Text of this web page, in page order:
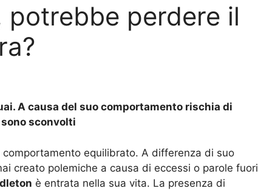
potrebbe perdere il
A causa del suo comportamento rischia di
sconvolti
comportamento equilibrato. A differenza di suo
creato polemiche a causa di eccessi o parole fuori
è entrata nella sua vita. La presenza di